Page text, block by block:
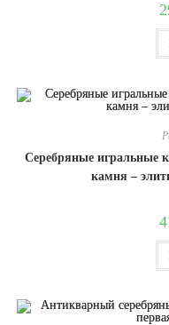
Серебряные игральные
камня –